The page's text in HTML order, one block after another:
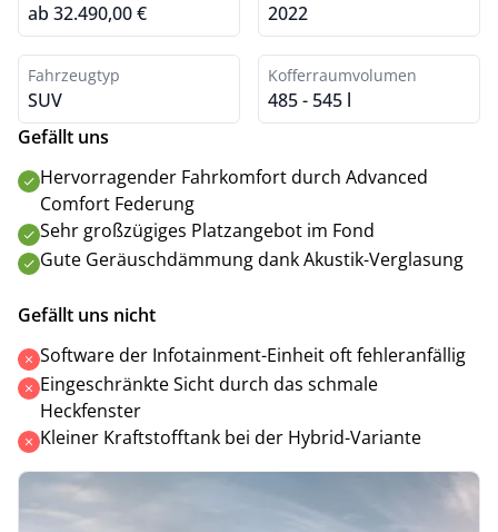
ab 32.490,00 € 2022
Fahrzeugtyp
SUV
Kofferraumvolumen
485 - 545 l
Gefällt uns
Hervorragender Fahrkomfort durch Advanced
Comfort Federung
Sehr großzügiges Platzangebot im Fond
Gute Geräuschdämmung dank Akustik-Verglasung
Gefällt uns nicht
Software der Infotainment-Einheit oft fehleranfällig
Eingeschränkte Sicht durch das schmale
Heckfenster
Kleiner Kraftstofftank bei der Hybrid-Variante